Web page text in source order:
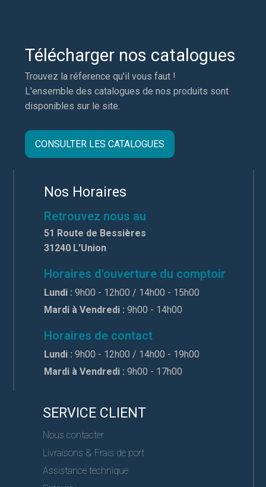
Télécharger nos catalogues
Trouvez la réference qu'il vous faut !
L'ensemble des catalogues de nos produits sont
disponibles sur le site.
CONSULTER LES CATALOGUES
Nos Horaires
Retrouvez nous au
51 Route de Bessières
31240 L'Union
Horaires d'ouverture du comptoir
Lundi : 9h00 - 12h00 / 14h00 - 15h00
Mardi à Vendredi : 9h00 - 14h00
Horaires de contact
Lundi : 9h00 - 12h00 / 14h00 - 19h00
Mardi à Vendredi : 9h00 - 17h00
SERVICE CLIENT
Nous contacter
Livraisons & Frais de port
Assistance technique